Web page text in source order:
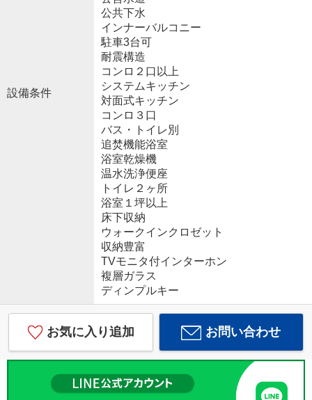
設備条件
公共下水
インナーバルコニー
駐車3台可
耐震構造
コンロ２口以上
システムキッチン
対面式キッチン
コンロ３口
バス・トイレ別
追焚機能浴室
浴室乾燥機
温水洗浄便座
トイレ２ヶ所
浴室１坪以上
床下収納
ウォークインクロゼット
収納豊富
TVモニタ付インターホン
複層ガラス
ディンプルキー
お気に入り追加 お問い合わせ